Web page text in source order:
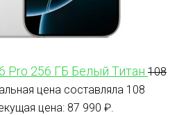
Pro 256 ГБ Белый Титан 108
цена составляла 108
цена: 87 990 ₽.